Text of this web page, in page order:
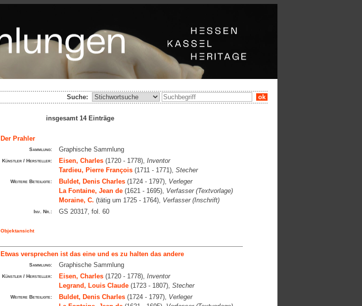
Suche: ok
insgesamt 14 Einträge
Der Prahler
Sammlung: Graphische Sammlung
Künstler / Hersteller: Eisen, Charles(1720 - 1778), Inventor
Tardieu, Pierre François(1711 - 1771), Stecher
Weitere Beteiligte: Buldet, Denis Charles(1724 - 1797), Verleger
La Fontaine, Jean de(1621 - 1695), Verfasser (Textvorlage)
Moraine, C. (tätig um 1725 - 1764), Verfasser (Inschrift)
Inv. Nr.: GS 20317, fol. 60
Objektansicht
Etwas versprechen ist das eine und es zu halten das andere
Sammlung: Graphische Sammlung
Künstler / Hersteller: Eisen, Charles(1720 - 1778), Inventor
Legrand, Louis Claude(1723 - 1807), Stecher
Weitere Beteiligte: Buldet, Denis Charles(1724 - 1797), Verleger